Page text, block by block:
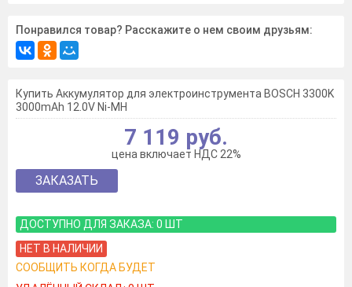
Понравился товар? Расскажите о нем своим друзьям:
Купить Аккумулятор для электроинструмента BOSCH 3300K
3000mAh 12.0V Ni-MH
7 119 руб.
цена включает НДС 22%
ЗАКАЗАТЬ
ДОСТУПНО ДЛЯ ЗАКАЗА: 0 ШТ
НЕТ В НАЛИЧИИ
СООБЩИТЬ КОГДА БУДЕТ